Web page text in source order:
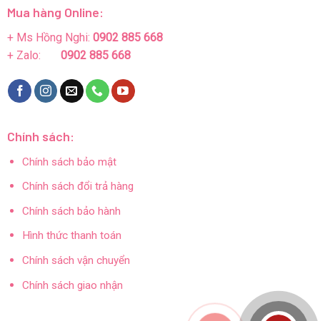
Mua hàng Online:
+ Ms Hồng Nghi: 0902 885 668
+ Zalo: 0902 885 668
Chính sách:
Chính sách bảo mật
Chính sách đổi trả hàng
Chính sách bảo hành
Hình thức thanh toán
Chính sách vận chuyển
Chính sách giao nhận